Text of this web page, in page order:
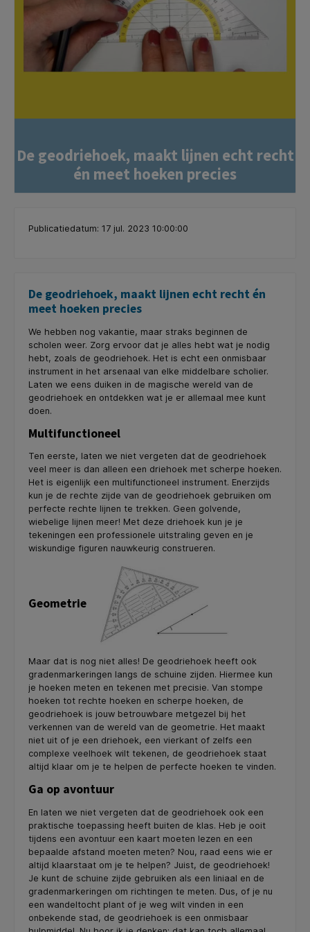
De geodriehoek, maakt lijnen echt recht
én meet hoeken precies
Publicatiedatum: 17 jul. 2023 10:00:00
De geodriehoek, maakt lijnen echt recht én
meet hoeken precies
We hebben nog vakantie, maar straks beginnen de
scholen weer. Zorg ervoor dat je alles hebt wat je nodig
hebt, zoals de geodriehoek. Het is echt een onmisbaar
instrument in het arsenaal van elke middelbare scholier.
Laten we eens duiken in de magische wereld van de
geodriehoek en ontdekken wat je er allemaal mee kunt
doen.
Multifunctioneel
Ten eerste, laten we niet vergeten dat de geodriehoek
veel meer is dan alleen een driehoek met scherpe hoeken.
Het is eigenlijk een multifunctioneel instrument. Enerzijds
kun je de rechte zijde van de geodriehoek gebruiken om
perfecte rechte lijnen te trekken. Geen golvende,
wiebelige lijnen meer! Met deze driehoek kun je je
tekeningen een professionele uitstraling geven en je
wiskundige figuren nauwkeurig construeren.
Geometrie
Maar dat is nog niet alles! De geodriehoek heeft ook
gradenmarkeringen langs de schuine zijden. Hiermee kun
je hoeken meten en tekenen met precisie. Van stompe
hoeken tot rechte hoeken en scherpe hoeken, de
geodriehoek is jouw betrouwbare metgezel bij het
verkennen van de wereld van de geometrie. Het maakt
niet uit of je een driehoek, een vierkant of zelfs een
complexe veelhoek wilt tekenen, de geodriehoek staat
altijd klaar om je te helpen de perfecte hoeken te vinden.
Ga op avontuur
En laten we niet vergeten dat de geodriehoek ook een
praktische toepassing heeft buiten de klas. Heb je ooit
tijdens een avontuur een kaart moeten lezen en een
bepaalde afstand moeten meten? Nou, raad eens wie er
altijd klaarstaat om je te helpen? Juist, de geodriehoek!
Je kunt de schuine zijde gebruiken als een liniaal en de
gradenmarkeringen om richtingen te meten. Dus, of je nu
een wandeltocht plant of je weg wilt vinden in een
onbekende stad, de geodriehoek is een onmisbaar